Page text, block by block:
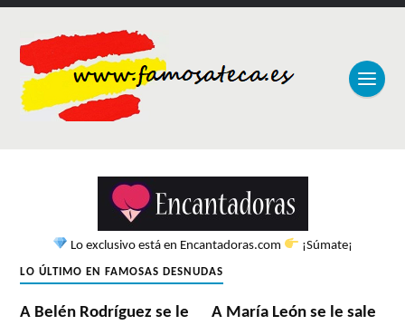
Lo exclusivo está en Encantadoras.com ¡Súmate¡
LO ÚLTIMO EN FAMOSAS DESNUDAS
A Belén Rodríguez se le
A María León se le sale